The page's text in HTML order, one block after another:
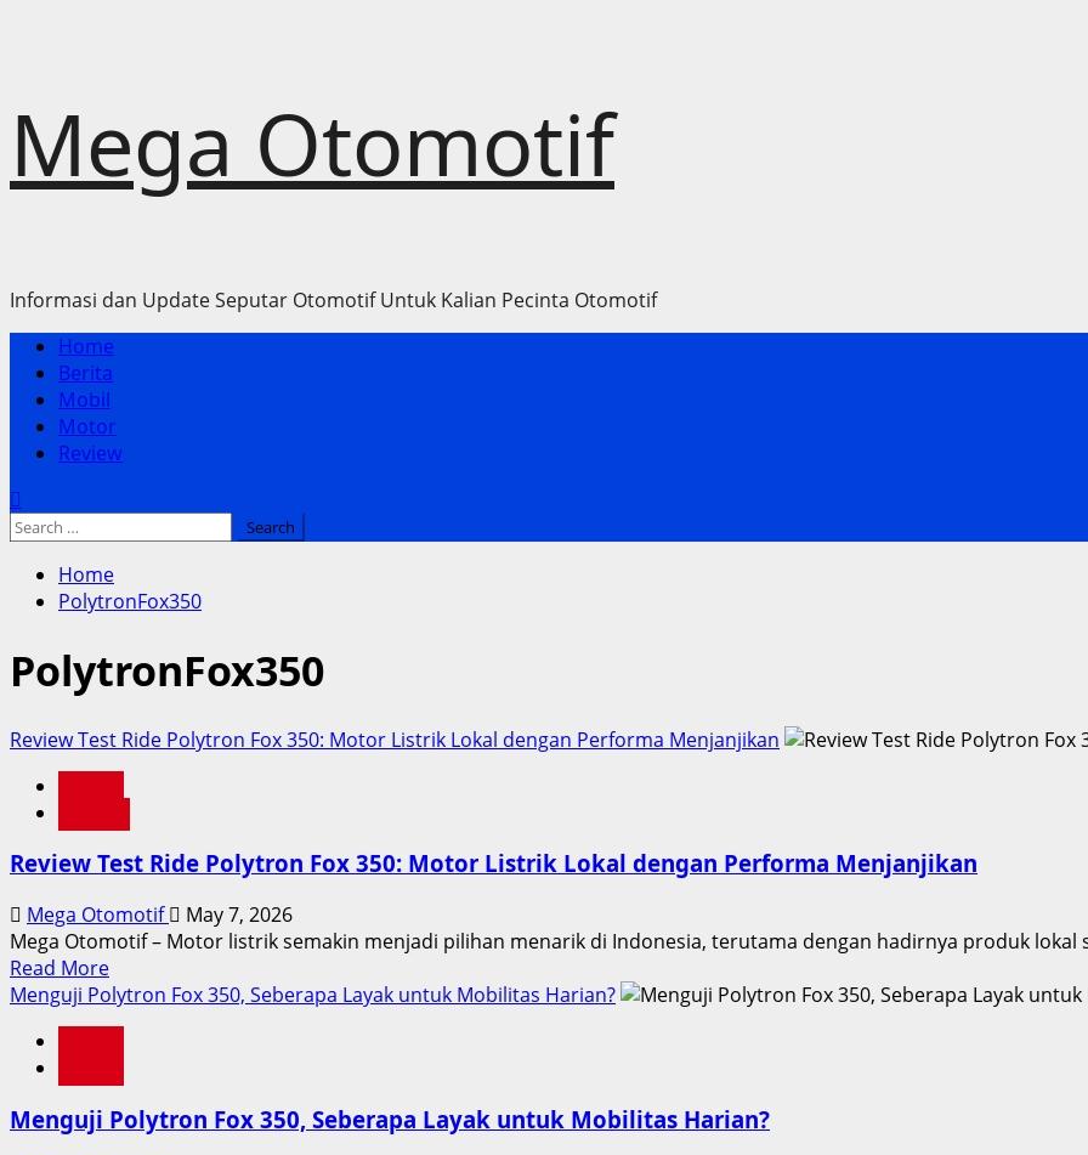
to
content
Mega Otomotif
Informasi dan Update Seputar Otomotif Untuk Kalian Pecinta Otomotif
Primary
Menu
Home
Berita
Mobil
Motor
Review
Search
Home
PolytronFox350
PolytronFox350
Review Test Ride Polytron Fox 350: Motor Listrik Lokal dengan Performa Menjanjikan
Review Test Ride Polytron Fox 350: Motor Listrik Lokal dengan Performa Menjanjikan
Mega Otomotif
May 7, 2026
Mega Otomotif – Motor listrik semakin menjadi pilihan menarik di Indonesia, terutama dengan hadirnya produk lokal
Read MoreRead
more
about
Polytron
Menguji Polytron Fox 350, Seberapa Layak untuk Mobilitas Harian?
Menguji Polytron Fox 350, Seberapa Layak untuk Mobilitas Harian?